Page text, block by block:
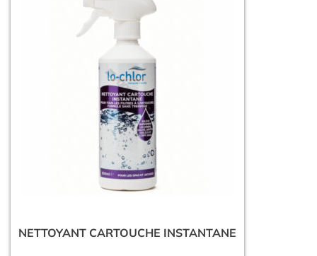
NETTOYANT CARTOUCHE INSTANTANE